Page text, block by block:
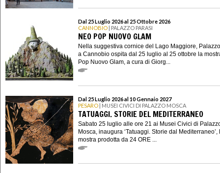
Dal 25 Luglio 2026 al 25 Ottobre 2026
CANNOBIO | PALAZZO PARASI
NEO POP NUOVO GLAM
Nella suggestiva cornice del Lago Maggiore,
a Cannobio ospita dal 25 luglio al 25 ottobre la
Pop Nuovo Glam, a cura di Giorg...
Dal 25 Luglio 2026 al 10 Gennaio 2027
PESARO | MUSEI CIVICI DI PALAZZO MOSCA
TATUAGGI. STORIE DEL MEDITERRANEO
Sabato 25 luglio alle ore 21 ai Musei Civici di
Mosca, inaugura ‘Tatuaggi. Storie dal Mediterraneo’,
mostra prodotta da 24 ORE ...